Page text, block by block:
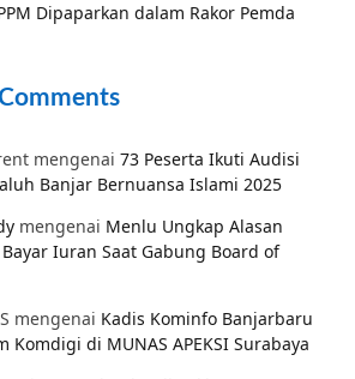
Dipaparkan dalam Rakor Pemda
mengenai 73 Peserta Ikuti Audisi
Banjar Bernuansa Islami 2025
mengenai Menlu Ungkap Alasan
Iuran Saat Gabung Board of
mengenai Kadis Kominfo Banjarbaru
Komdigi di MUNAS APEKSI Surabaya